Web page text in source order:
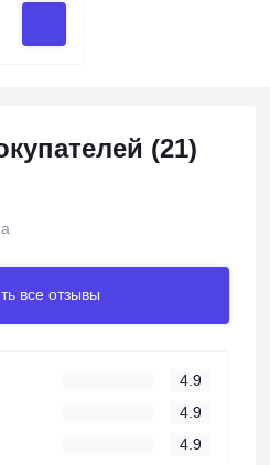
(21)
все отзывы
4.9
4.9
4.9